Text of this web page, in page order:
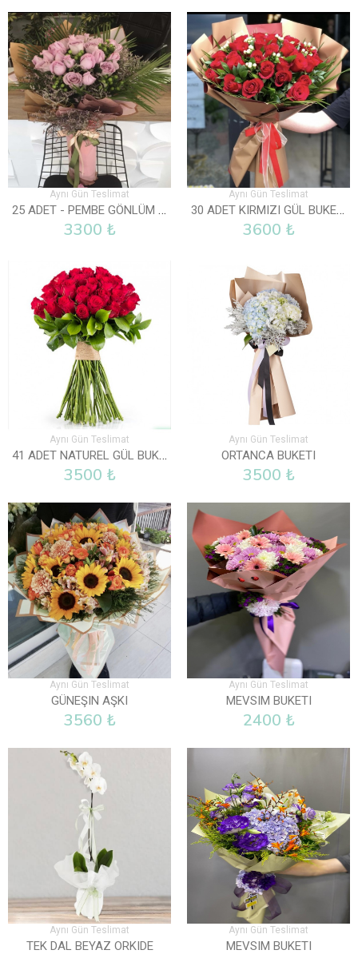
Aynı Gün Teslimat
25 ADET - PEMBE GÖNLÜM SENDE
3300 ₺
Aynı Gün Teslimat
30 ADET KIRMIZI GÜL BUKETI
3600 ₺
Aynı Gün Teslimat
41 ADET NATUREL GÜL BUKETI
3500 ₺
Aynı Gün Teslimat
ORTANCA BUKETI
3500 ₺
Aynı Gün Teslimat
GÜNEŞIN AŞKI
3560 ₺
Aynı Gün Teslimat
MEVSIM BUKETI
2400 ₺
Aynı Gün Teslimat
TEK DAL BEYAZ ORKIDE
Aynı Gün Teslimat
MEVSIM BUKETI